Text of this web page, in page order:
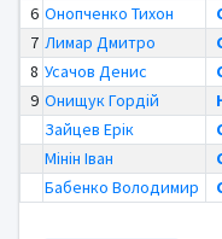
6 Онопченко Тихон
7 Лимар Дмитро
8 Усачов Денис
9 Онищук Гордій
Зайцев Ерік
Мінін Іван
Бабенко Володимир